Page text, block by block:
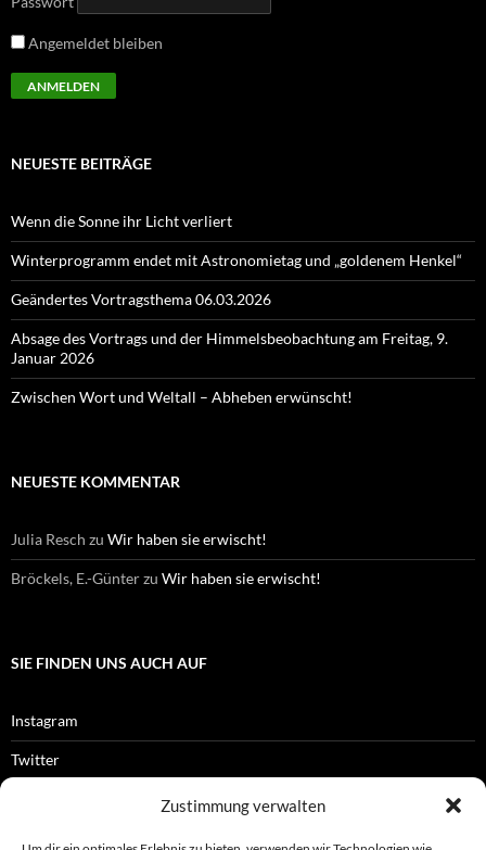
Zustimmung verwalten
Angemeldet bleiben
NEUESTE BEITRÄGE
Wenn die Sonne ihr Licht verliert
Winterprogramm endet mit Astronomietag und „goldenem Henkel“
Geändertes Vortragsthema 06.03.2026
Absage des Vortrags und der Himmelsbeobachtung am Freitag, 9.
Januar 2026
Zwischen Wort und Weltall – Abheben erwünscht!
NEUESTE KOMMENTAR
Julia Resch zu Wir haben sie erwischt!
Bröckels, E.-Günterzu Wir haben sie erwischt!
SIE FINDEN UNS AUCH AUF
Instagram
Twitter